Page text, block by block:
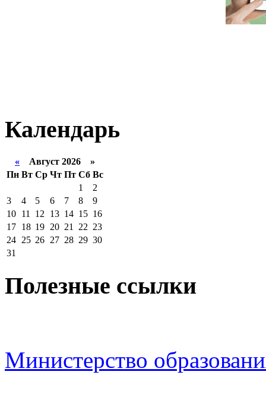
Календарь
« Август 2026 »
Пн Вт Ср Чт Пт Сб Вс
1
2
3
4 5 6 7 8
9
10 11 12 13 14 15 16
17 18 19 20 21 22 23
24 25 26 27 28 29 30
31
Полезные ссылки
Министерство